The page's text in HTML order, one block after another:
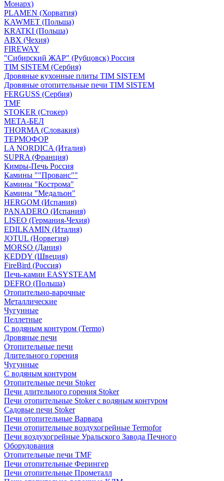
Монарх)
PLAMEN (Хорватия)
KAWMET (Польша)
KRATKI (Польша)
ABX (Чехия)
FIREWAY
"Сибирский ЖАР" (Рубцовск) Россия
TIM SISTEM (Сербия)
Дровяные кухонные плиты TIM SISTEM
Дровяные отопительные печи TIM SISTEM
FERGUSS (Сербия)
TMF
STOKER (Стокер)
МЕТА-БЕЛ
THORMA (Словакия)
ТЕРМОФОР
LA NORDICA (Италия)
SUPRA (Франция)
Кимры-Печь Россия
Камины ""Прованс""
Камины "Кострома"
Камины "Медальон"
HERGOM (Испания)
PANADERO (Испания)
LISEO (Германия-Чехия)
EDILKAMIN (Италия)
JOTUL (Норвегия)
MORSO (Дания)
KEDDY (Швеция)
FireBird (Россия)
Печь-камин EASYSTEAM
DEFRO (Польша)
Отопительно-варочные
Металлические
Чугунные
Пеллетные
С водяным контуром (Termo)
Дровяные печи
Отопительные печи
Длительного горения
Чугунные
C водяным контуром
Отопительные печи Stoker
Печи длительного горения Stoker
Печи отопительные Stoker с водяным контуром
Садовые печи Stoker
Печи отопительные Варвара
Печи отопительные воздухогрейные Termofor
Печи воздухогрейные Уральского Завода Печного
Оборудования
Отопительные печи TMF
Печи отопительные Ферингер
Печи отопительные Прометалл